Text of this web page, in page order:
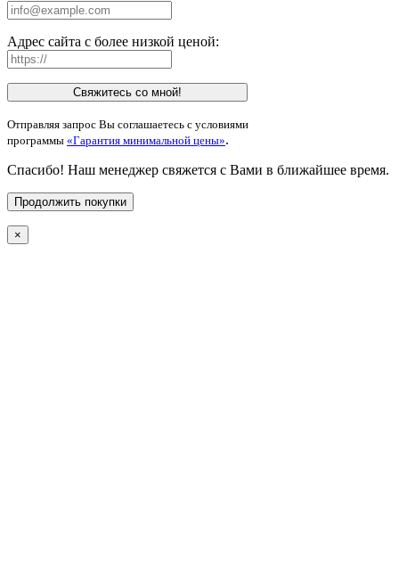
Адрес сайта с более низкой ценой:
Свяжитесь со мной!
Отправляя запрос Вы соглашаетесь с условиями
программы «Гарантия минимальной цены».
Спасибо! Наш менеджер свяжется с Вами в ближайшее время.
Продолжить покупки
×